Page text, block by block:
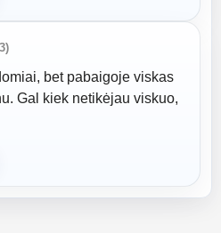
bet pabaigoje viskas
Gal kiek netikėjau viskuo,